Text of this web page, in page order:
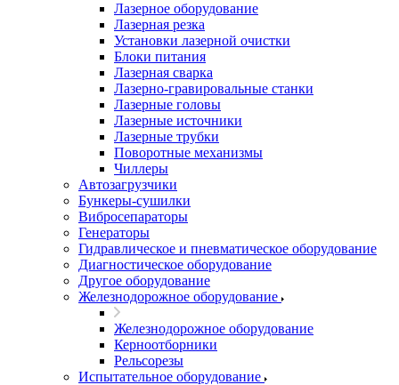
Лазерное оборудование
Лазерная резка
Установки лазерной очистки
Блоки питания
Лазерная сварка
Лазерно-гравировальные станки
Лазерные головы
Лазерные источники
Лазерные трубки
Поворотные механизмы
Чиллеры
Автозагрузчики
Бункеры-сушилки
Вибросепараторы
Генераторы
Гидравлическое и пневматическое оборудование
Диагностическое оборудование
Другое оборудование
Железнодорожное оборудование
Железнодорожное оборудование
Керноотборники
Рельсорезы
Испытательное оборудование